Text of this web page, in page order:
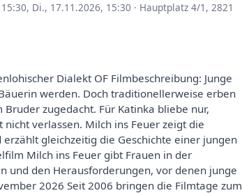
, Di., 17.11.2026, 15:30 · Hauptplatz 4/1, 2821
Dialekt OF Filmbeschreibung: Junge
werden. Doch traditionellerweise erben
zugedacht. Für Katinka bliebe nur,
verlassen. Milch ins Feuer zeigt die
gleichzeitig die Geschichte einer jungen
Milch ins Feuer gibt Frauen in der
und den Herausforderungen, vor denen junge
2026 Seit 2006 bringen die Filmtage zum